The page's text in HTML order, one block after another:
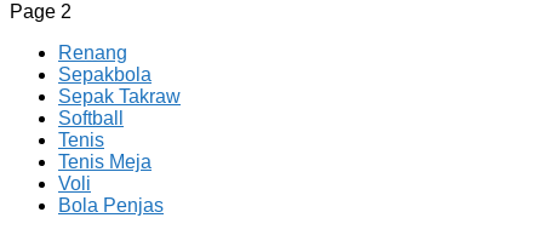
CV JAYA BERSAMA Co Id
Menyediakan Semua Perlengkapan Olahraga Yang
Page 2
Renang
Sepakbola
Sepak Takraw
Softball
Tenis
Tenis Meja
Voli
Bola Penjas